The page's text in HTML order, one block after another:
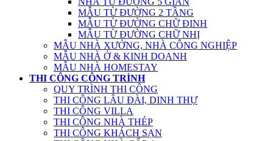
MẪU TỪ ĐƯỜNG 2 TẦNG
MẪU TỪ ĐƯỜNG CHỮ ĐINH
MẪU TỪ ĐƯỜNG CHỮ NHỊ
MẪU NHÀ XƯỞNG, NHÀ CÔNG NGHIỆP
MẪU NHÀ Ở & KINH DOANH
MẪU NHÀ HOMESTAY
THI CÔNG CÔNG TRÌNH
QUY TRÌNH THI CÔNG
THI CÔNG LÂU ĐÀI, DINH THỰ
THI CÔNG VILLA
THI CÔNG NHÀ THÉP
THI CÔNG KHÁCH SẠN